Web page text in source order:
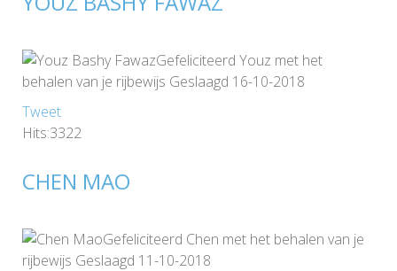
Gefeliciteerd Youz met het
behalen van je rijbewijs Geslaagd 16-10-2018
Tweet
Hits:3322
CHEN MAO
Gefeliciteerd Chen met het behalen van je
rijbewijs Geslaagd 11-10-2018